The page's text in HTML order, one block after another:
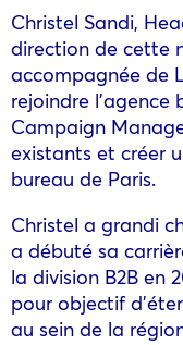
Christel Sandi,
direction de cette
accompagnée de
rejoindre
Campaign
existants et créer
bureau de Paris.
Christel a grandi
a débuté sa
la division B2B en
pour objectif
au sein de la